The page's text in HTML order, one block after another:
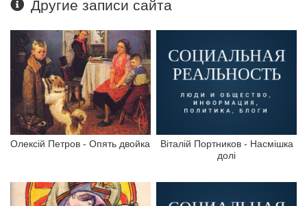
Другие записи сайта
Олексій Петров - Опять двойка
Віталій Портников - Насмішка
долі